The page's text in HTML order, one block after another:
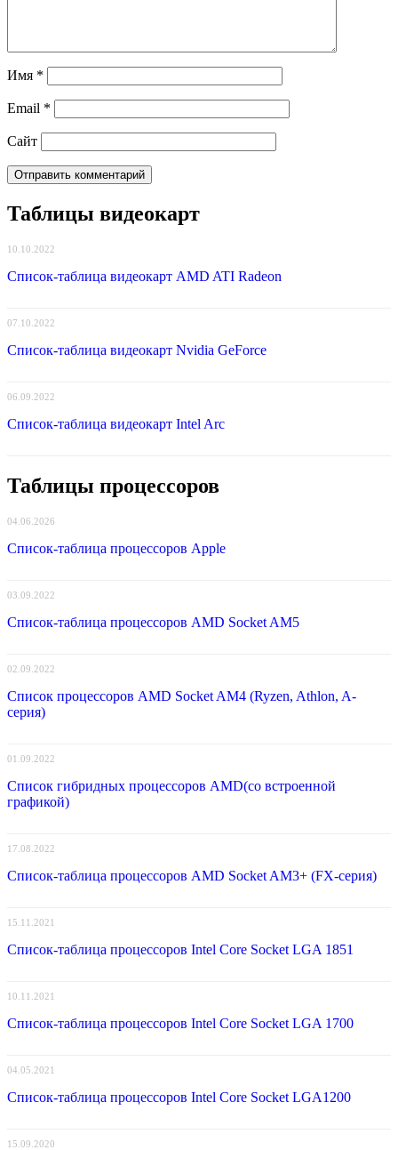
Имя *
Email *
Сайт
Таблицы видеокарт
10.10.2022
Список-таблица видеокарт AMD ATI Radeon
07.10.2022
Список-таблица видеокарт Nvidia GeForce
06.09.2022
Список-таблица видеокарт Intel Arc
Таблицы процессоров
04.06.2026
Список-таблица процессоров Apple
03.09.2022
Список-таблица процессоров AMD Socket AM5
02.09.2022
Список процессоров AMD Socket AM4 (Ryzen, Athlon, A-
серия)
01.09.2022
Список гибридных процессоров AMD(со встроенной
графикой)
17.08.2022
Список-таблица процессоров AMD Socket AM3+ (FX-серия)
15.11.2021
Список-таблица процессоров Intel Core Socket LGA 1851
10.11.2021
Список-таблица процессоров Intel Core Socket LGA 1700
04.05.2021
Список-таблица процессоров Intel Core Socket LGA1200
15.09.2020